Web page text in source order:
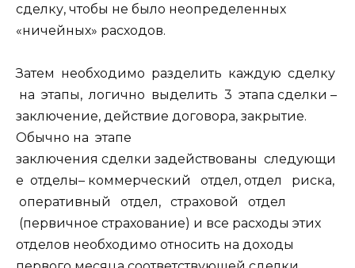
сделку, чтобы не было неопределенных
«ничейных» расходов.
Затем необходимо разделить каждую сделку
на этапы, логично выделить 3 этапа сделки –
заключение, действие договора, закрытие.
Обычно на этапе
заключения сделки задействованы следующи
е отделы– коммерческий отдел, отдел риска,
оперативный отдел, страховой отдел
(первичное страхование) и все расходы этих
отделов необходимо относить на доходы